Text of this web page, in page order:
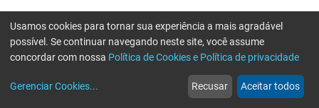
web
Notícias
more_horiz
Mais
Usamos cookies para tornar sua experiência a mais agradável
possível. Se continuar navegando neste site, você assume
concordar com nossa Política de Cookies e Política de privacidade
Gerenciar Cookies... Recusar Aceitar todos
Erro ao enviar informações, por favor tente novamente